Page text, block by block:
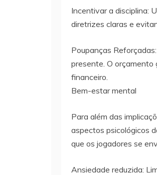
Incentivar a disciplina:
diretrizes claras e
Poupanças
presente. O
financeiro.
Bem-estar mental
Para além das
aspectos psicológicos
que os jogadores se
Ansiedade reduzida: